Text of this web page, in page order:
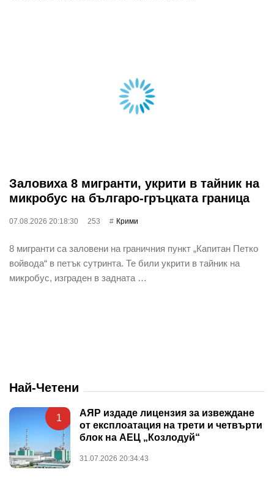
Заловиха 8 мигранти, укрити в тайник на
микробус на българо-гръцката граница
07.08.2026 20:18:30 253 Крими
8 мигранти са заловени на граничния пункт „Капитан Петко
войвода“ в петък сутринта. Те били укрити в тайник на
микробус, изграден в задната …
Най-Четени
1
АЯР издаде лицензия за извеждане
от експлоатация на трети и четвърти
блок на АЕЦ „Козлодуй“
31.07.2026 20:34:43